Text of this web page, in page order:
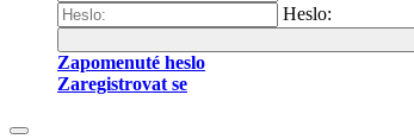
Heslo:
Zapomenuté heslo
Zaregistrovat se